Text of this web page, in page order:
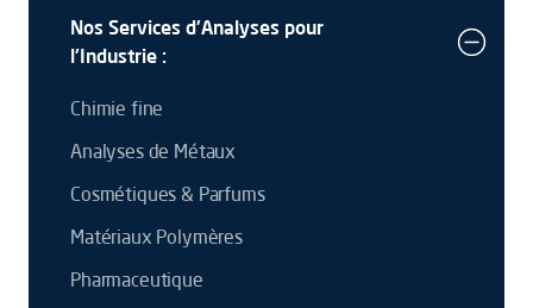
Nos Services d'Analyses pour
l'Industrie :
Chimie fine
Analyses de Métaux
Cosmétiques & Parfums
Matériaux Polymères
Pharmaceutique